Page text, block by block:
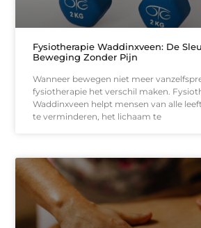
Fysiotherapie Waddinxveen: De
Beweging Zonder Pijn
Wanneer bewegen niet meer
fysiotherapie het verschil maken.
Waddinxveen helpt mensen van alle
te verminderen, het lichaam te